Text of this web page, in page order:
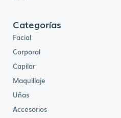
Categorías
Facial
Corporal
Capilar
Maquillaje
Uñas
Accesorios